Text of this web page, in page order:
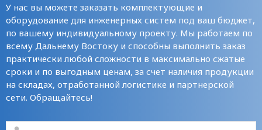
У нас вы можете заказать комплектующие и
оборудование для инженерных систем под ваш бюджет,
по вашему индивидуальному проекту. Мы работаем по
всему Дальнему Востоку и способны выполнить заказ
практически любой сложности в максимально сжатые
сроки и по выгодным ценам, за счет наличия продукции
на складах, отработанной логистике и партнерской
сети. Обращайтесь!